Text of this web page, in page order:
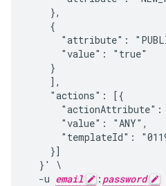
    },
    {
"attribute":
      "value": "true"
    }
    ],
    "actions": [{
"actionAttribute":
      "value": "ANY",
"templateId":
    }]
  }' \
  -u
email : password